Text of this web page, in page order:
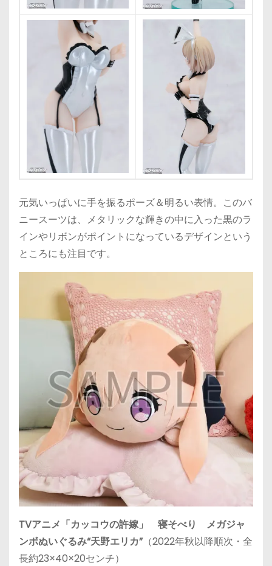
元気いっぱいに手を振るポーズ＆明るい表情。このバ
ニースーツは、メタリックな輝きの中に入った黒のラ
インやリボンがポイントになっているデザインという
ところにも注目です。
TVアニメ「カッコウの許嫁」 寝そべり メガジャ
ンボぬいぐるみ“天野エリカ”（2022年秋以降順次・全
長約23×40×20センチ）